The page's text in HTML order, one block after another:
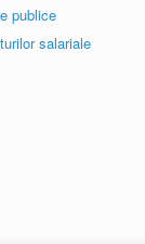
publice
salariale